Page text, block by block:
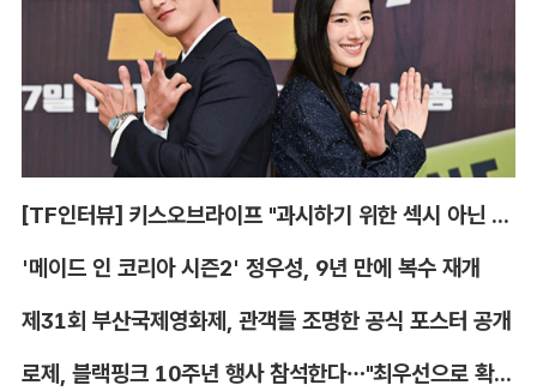
[TF인터뷰] 키스오브라이프 "과시하기 위한 섹시 아닌 당당함"
'메이드 인 코리아 시즌2' 정우성, 9년 만에 복수 재개
제31회 부산국제영화제, 관객들 조명한 공식 포스터 공개
로제, 블랙핑크 10주년 행사 참석한다…"최우선으로 확정"